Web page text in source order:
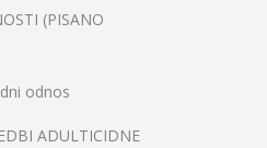
(PISANO
odnos
ADULTICIDNE